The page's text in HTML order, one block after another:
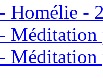
Homélie -
Méditation
Méditation